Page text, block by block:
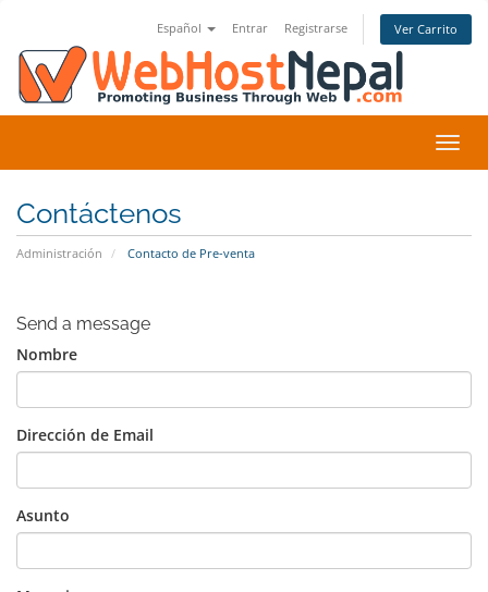
Español Entrar Registrarse Ver Carrito
Contáctenos
Administración Contacto de Pre-venta
Send a message
Nombre
Dirección de Email
Asunto